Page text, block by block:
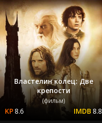
Властелин колец: Две
крепости
(фильм)
8.6 8.8